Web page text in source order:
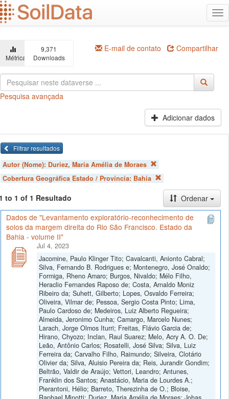
Ir
para
o
principal
Métricas
9,371
Downloads
E-mail de contato Compartilhar
Pesquisa avançada
Adicionar dados
Filtrar resultados
Autor (Nome): Duriez, Maria Amélia de Moraes
Cobertura Geográfica Estado / Província: Bahia
to 1 of 1 Resultado
Ordenar
Dados de "Levantamento exploratório-reconhecimento de
solos da margem direita do Rio São Francisco. Estado da
Bahia - volume II"
Jul 4, 2023
Jacomine, Paulo Klinger Tito; Cavalcanti, Anionto Cabral;
Silva, Fernando B. Rodrigues e; Montenegro, José Onaldo;
Formiga, Rheno Amaro; Burgos, Nivaldo; Mélo Filho,
Heraclio Fernandes Raposo de; Costa, Arnaldo Moniz
Ribeiro da; Suhett, Gilberto; Lopes, Osvaldo Ferreira;
Oliveira, Vilmar de; Pessoa, Sergio Costa Pinto; Lima,
Paulo Cardoso de; Medeiros, Luiz Alberto Regueira;
Almeida, Jeronimo Cunha; Camargo, Marcelo Nunes;
Larach, Jorge Olmos Iturri; Freitas, Flávio Garcia de;
Hirano, Chyozo; Inclan, Raul Suarez; Melo, Acry A. O. De;
Leão, Antônio Carlos; Rosatelli, José Silva; Silva, Luiz
Ferreira da; Carvalho Filho, Raimundo; Silveira, Clotário
Olivier da; Silva, Aluisio Pereira da; Reis, Jurandir Gondim;
Beltrão, Valdir de Araújo; Vettori, Leandro; Antunes,
Franklin dos Santos; Anastácio, Maria de Lourdes A.;
Pierantoni, Hélio; Barreto, Therezinha de O.; Bloise,